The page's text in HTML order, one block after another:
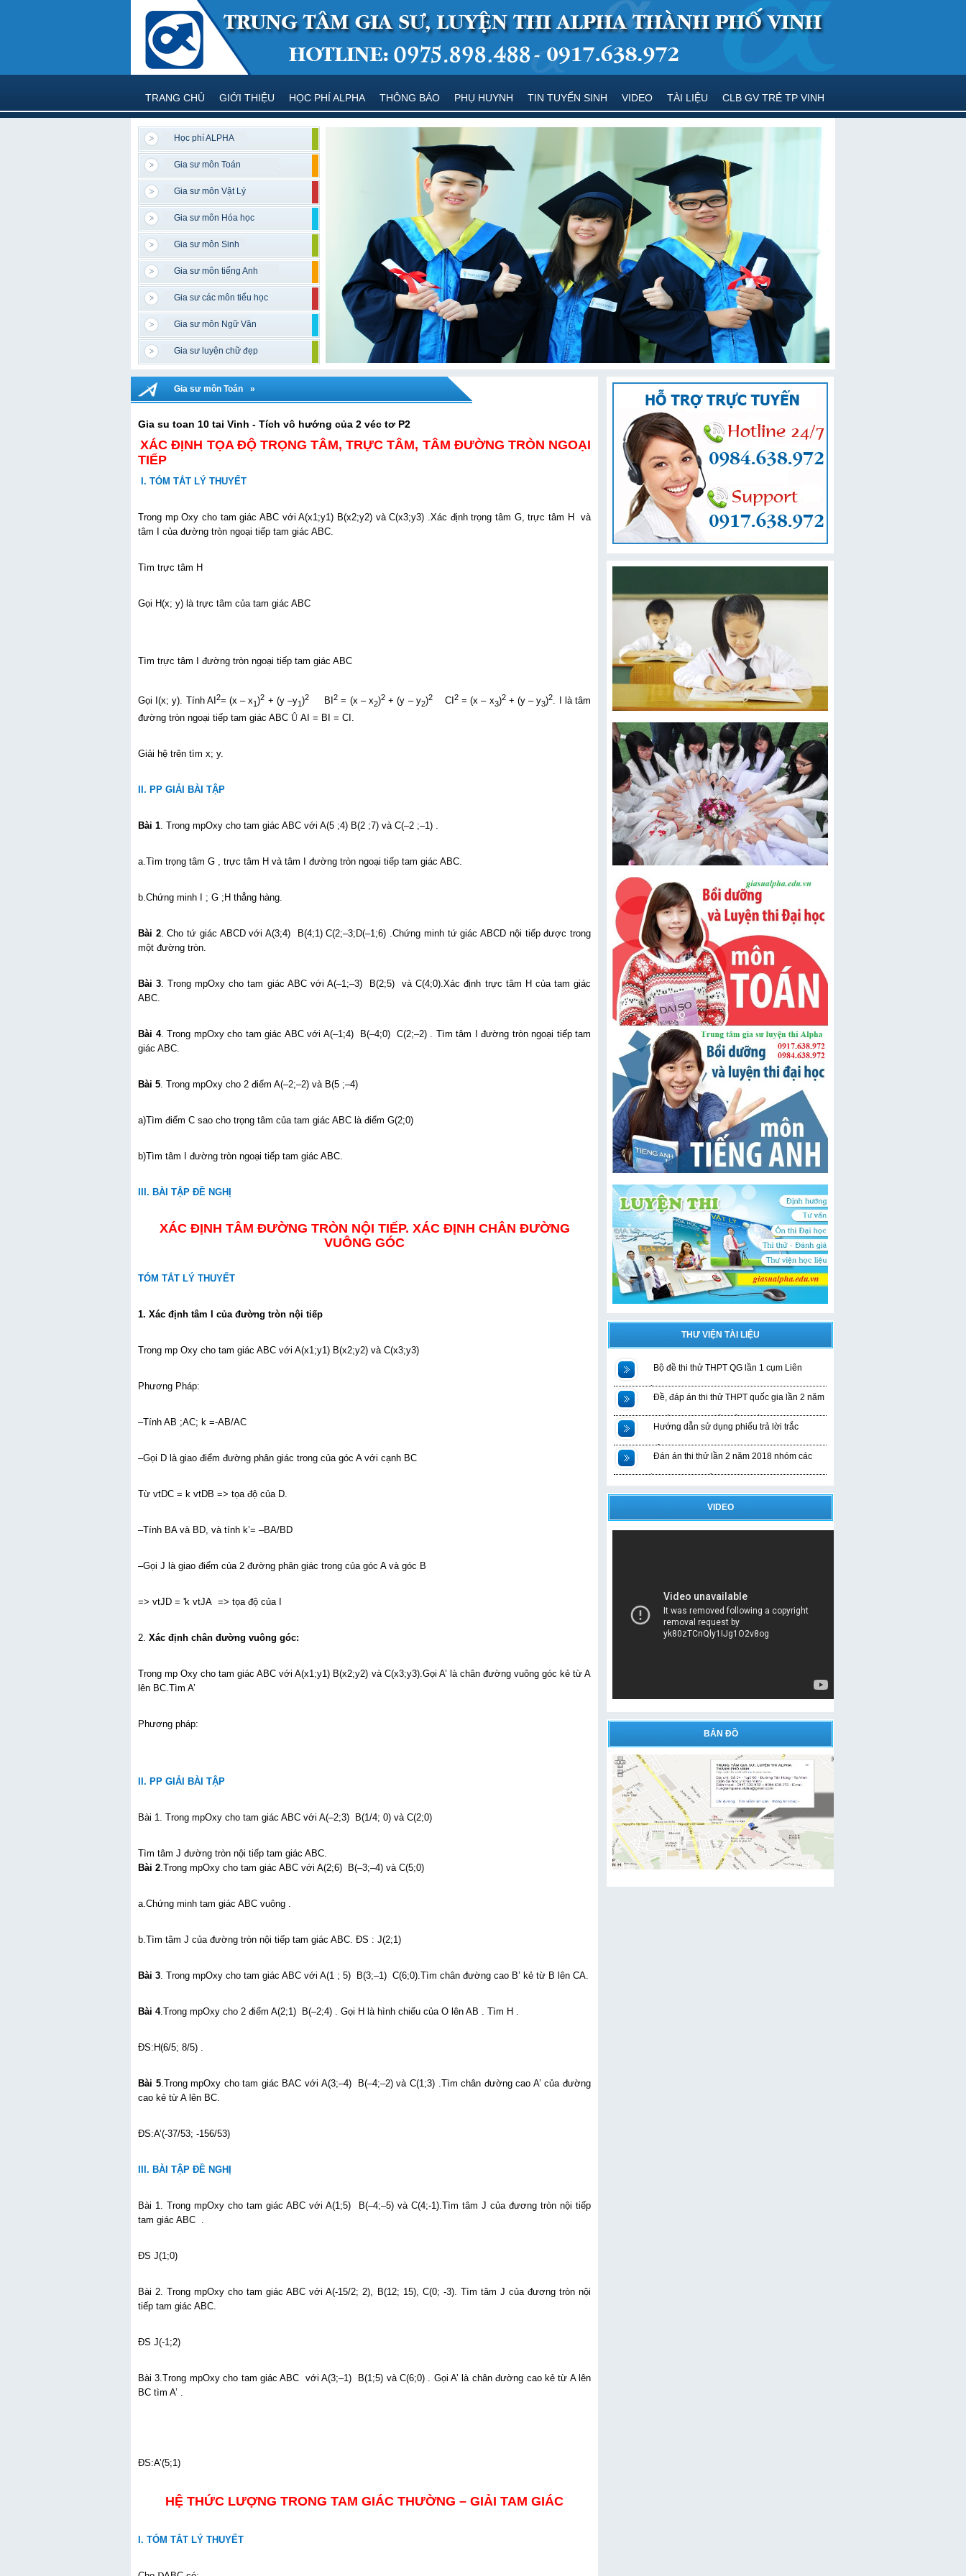
TRANG CHỦ GIỚI THIỆU HỌC PHÍ ALPHA THÔNG BÁO PHỤ HUYNH TIN TUYỂN SINH VIDEO TÀI LIỆU CLB GV TRẺ TP VINH
Học phí ALPHA
Gia sư môn Toán
Gia sư môn Vật Lý
Gia sư môn Hóa học
Gia sư môn Sinh
Gia sư môn tiếng Anh
Gia sư các môn tiểu học
Gia sư môn Ngữ Văn
Gia sư luyện chữ đẹp
Gia sư môn Toán »
Gia su toan 10 tai Vinh - Tích vô hướng của 2 véc tơ P2
XÁC ĐỊNH TỌA ĐỘ TRỌNG TÂM, TRỰC TÂM, TÂM ĐƯỜNG TRÒN NGOẠI
TIẾP
I. TÓM TẮT LÝ THUYẾT
Trong mp Oxy cho tam giác ABC với A(x1;y1) B(x2;y2) và C(x3;y3) .Xác định trọng tâm G, trực tâm H và
tâm I của đường tròn ngoại tiếp tam giác ABC.
Tìm trực tâm H
Gọi H(x; y) là trực tâm của tam giác ABC
Tìm trực tâm I đường tròn ngoại tiếp tam giác ABC
Gọi I(x; y). Tính AI 2= (x – x1)2 + (y –y1)2 BI2 = (x – x2)2 + (y – y2)2CI 2= (x – x3)2+ (y – y3)2. I là tâm
đường tròn ngoại tiếp tam giác ABC Û AI = BI = CI.
Giải hệ trên tìm x; y.
II. PP GIẢI BÀI TẬP
Bài 1. Trong mpOxy cho tam giác ABC với A(5 ;4) B(2 ;7) và C(–2 ;–1) .
a.Tìm trọng tâm G , trực tâm H và tâm I đường tròn ngoại tiếp tam giác ABC.
b.Chứng minh I ; G ;H thẳng hàng.
Bài 2. Cho tứ giác ABCD với A(3;4) B(4;1) C(2;–3;D(–1;6) .Chứng minh tứ giác ABCD nội tiếp được trong
một đường tròn.
Bài 3. Trong mpOxy cho tam giác ABC với A(–1;–3) B(2;5) và C(4;0).Xác định trực tâm H của tam giác
ABC.
Bài 4. Trong mpOxy cho tam giác ABC với A(–1;4) B(–4;0) C(2;–2) . Tìm tâm I đường tròn ngoại tiếp tam
giác ABC.
Bài 5. Trong mpOxy cho 2 điểm A(–2;–2) và B(5 ;–4)
a)Tìm điểm C sao cho trọng tâm của tam giác ABC là điểm G(2;0)
b)Tìm tâm I đường tròn ngoại tiếp tam giác ABC.
III. BÀI TẬP ĐỀ NGHỊ
XÁC ĐỊNH TÂM ĐƯỜNG TRÒN NỘI TIẾP. XÁC ĐỊNH CHÂN ĐƯỜNG
VUÔNG GÓC
TÓM TẮT LÝ THUYẾT
1. Xác định tâm I của đường tròn nội tiếp
Trong mp Oxy cho tam giác ABC với A(x1;y1) B(x2;y2) và C(x3;y3)
Phương Pháp:
–Tính AB ;AC; k =-AB/AC
–Gọi D là giao điểm đường phân giác trong của góc A với cạnh BC
Từ vtDC = k vtDB => tọa độ của D.
–Tính BA và BD, và tính k’= –BA/BD
–Gọi J là giao điểm của 2 đường phân giác trong của góc A và góc B
=> vtJD = 'k vtJA => tọa độ của I
2. Xác định chân đường vuông góc:
Trong mp Oxy cho tam giác ABC với A(x1;y1) B(x2;y2) và C(x3;y3).Gọi A’ là chân đường vuông góc kẻ từ A
lên BC.Tìm A’
Phương pháp:
II. PP GIẢI BÀI TẬP
Bài 1. Trong mpOxy cho tam giác ABC với A(–2;3) B(1/4; 0) và C(2;0)
Tìm tâm J đường tròn nội tiếp tam giác ABC.
Bài 2.Trong mpOxy cho tam giác ABC với A(2;6) B(–3;–4) và C(5;0)
a.Chứng minh tam giác ABC vuông .
b.Tìm tâm J của đường tròn nội tiếp tam giác ABC. ĐS : J(2;1)
Bài 3. Trong mpOxy cho tam giác ABC với A(1 ; 5) B(3;–1) C(6;0).Tìm chân đường cao B’ kẻ từ B lên CA.
Bài 4.Trong mpOxy cho 2 điểm A(2;1) B(–2;4) . Gọi H là hình chiếu của O lên AB . Tìm H .
ĐS:H(6/5; 8/5) .
Bài 5.Trong mpOxy cho tam giác BAC với A(3;–4) B(–4;–2) và C(1;3) .Tìm chân đường cao A’ của đường
cao kẻ từ A lên BC.
ĐS:A’(-37/53; -156/53)
III. BÀI TẬP ĐỀ NGHỊ
Bài 1. Trong mpOxy cho tam giác ABC với A(1;5) B(–4;–5) và C(4;-1).Tìm tâm J của đương tròn nội tiếp
tam giác ABC .
ĐS J(1;0)
Bài 2. Trong mpOxy cho tam giác ABC với A(-15/2; 2), B(12; 15), C(0; -3). Tìm tâm J của đương tròn nội
tiếp tam giác ABC.
ĐS J(-1;2)
Bài 3.Trong mpOxy cho tam giác ABC với A(3;–1) B(1;5) và C(6;0) . Gọi A’ là chân đường cao kẻ từ A lên
BC tìm A’ .
ĐS:A’(5;1)
HỆ THỨC LƯỢNG TRONG TAM GIÁC THƯỜNG – GIẢI TAM GIÁC
I. TÓM TẮT LÝ THUYẾT
THƯ VIỆN TÀI LIỆU
Bộ đề thi thử THPT QG lần 1 cụm Liên
trường
Đề, đáp án thi thử THPT quốc gia lần 2 năm
2019 bài thi KHTN của liên trường
Hướng dẫn sử dụng phiếu trả lời trắc
nghiệm
Đán án thi thử lần 2 năm 2018 nhóm các
trường THPT Nghệ An
VIDEO
BẢN ĐỒ